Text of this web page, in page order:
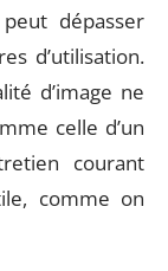
dépasser
d’utilisation.
d’image ne
celle d’un
courant
comme on